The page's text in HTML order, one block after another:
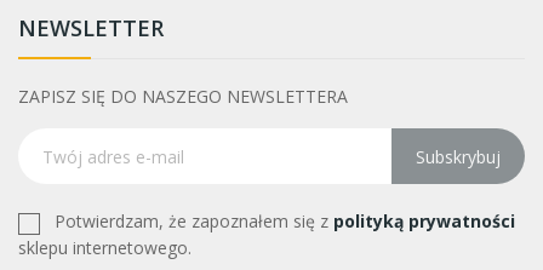
NEWSLETTER
ZAPISZ SIĘ DO NASZEGO NEWSLETTERA
Subskrybuj
Potwierdzam, że zapoznałem się z polityką prywatności
sklepu internetowego.